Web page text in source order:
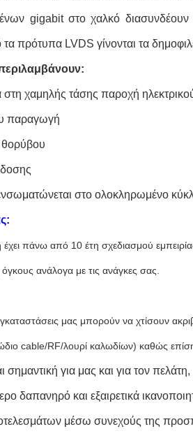
gigabit στο χαλκό
τα πρότυπα LVDS γίνονται τα
χαμηλής τάσης παροχή
παραγωγή
στο ολοκληρωμένο
έχει πάνω από 10 έτη σχεδιασμού
ανάλογα με τις ανάγκες σας.
μας μπορούν να χτίσουν
cable/RF/λουρί καλωδίων) καθώς
σημαντική για μας και για τον
δαπανηρό και εξαιρετικά
μέσω συνεχούς της